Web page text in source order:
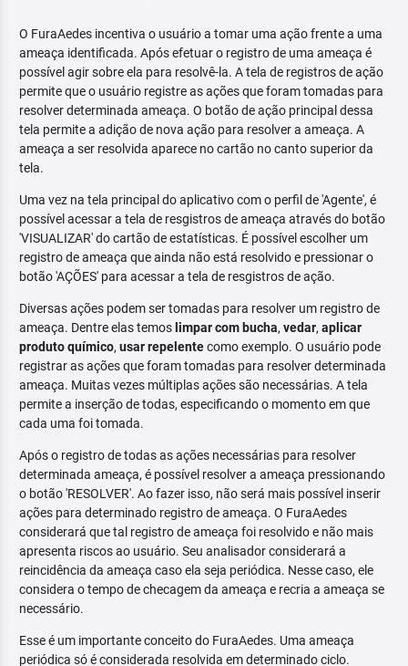
O FuraAedes incentiva o usuário a tomar uma ação frente a uma
ameaça identificada. Após efetuar o registro de uma ameaça é
possível agir sobre ela para resolvê-la. A tela de registros de ação
permite que o usuário registre as ações que foram tomadas para
resolver determinada ameaça. O botão de ação principal dessa
tela permite a adição de nova ação para resolver a ameaça. A
ameaça a ser resolvida aparece no cartão no canto superior da
tela.
Uma vez na tela principal do aplicativo com o perfil de 'Agente', é
possível acessar a tela de resgistros de ameaça através do botão
'VISUALIZAR' do cartão de estatísticas. É possível escolher um
registro de ameaça que ainda não está resolvido e pressionar o
botão 'AÇÕES' para acessar a tela de resgistros de ação.
Diversas ações podem ser tomadas para resolver um registro de
ameaça. Dentre elas temos limpar com bucha, vedar, aplicar
produto químico, usar repelentecomo exemplo. O usuário pode
registrar as ações que foram tomadas para resolver determinada
ameaça. Muitas vezes múltiplas ações são necessárias. A tela
permite a inserção de todas, especificando o momento em que
cada uma foi tomada.
Após o registro de todas as ações necessárias para resolver
determinada ameaça, é possível resolver a ameaça pressionando
o botão 'RESOLVER'. Ao fazer isso, não será mais possível inserir
ações para determinado registro de ameaça. O FuraAedes
considerará que tal registro de ameaça foi resolvido e não mais
apresenta riscos ao usuário. Seu analisador considerará a
reincidência da ameaça caso ela seja periódica. Nesse caso, ele
considera o tempo de checagem da ameaça e recria a ameaça se
necessário.
Esse é um importante conceito do FuraAedes. Uma ameaça
periódica só é considerada resolvida em determinado ciclo.